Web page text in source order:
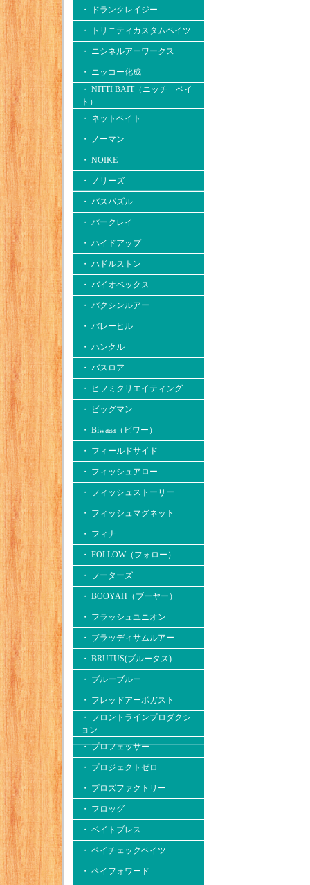
・ ドランクレイジー
・ トリニティカスタムベイツ
・ ニシネルアーワークス
・ ニッコー化成
・ NITTI BAIT（ニッチ ベイ
ト）
・ ネットベイト
・ ノーマン
・ NOIKE
・ ノリーズ
・ バスパズル
・ バークレイ
・ ハイドアップ
・ ハドルストン
・ バイオベックス
・ バクシンルアー
・ バレーヒル
・ ハンクル
・ バスロア
・ ヒフミクリエイティング
・ ビッグマン
・ Biwaaa（ビワー）
・ フィールドサイド
・ フィッシュアロー
・ フィッシュストーリー
・ フィッシュマグネット
・ フィナ
・ FOLLOW（フォロー）
・ フーターズ
・ BOOYAH（ブーヤー）
・ フラッシュユニオン
・ ブラッディサムルアー
・ BRUTUS(ブルータス)
・ ブルーブルー
・ フレッドアーボガスト
・ フロントラインプロダクシ
ョン
・ プロフェッサー
・ プロジェクトゼロ
・ プロズファクトリー
・ フロッグ
・ ベイトブレス
・ ペイチェックベイツ
・ ペイフォワード